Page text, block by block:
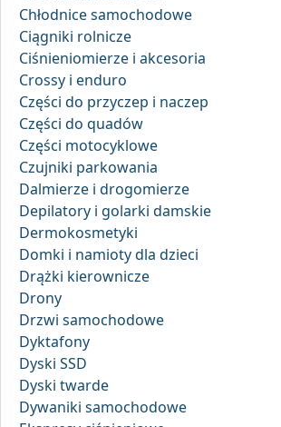
Chłodnice samochodowe
Ciągniki rolnicze
Ciśnieniomierze i akcesoria
Crossy i enduro
Części do przyczep i naczep
Części do quadów
Części motocyklowe
Czujniki parkowania
Dalmierze i drogomierze
Depilatory i golarki damskie
Dermokosmetyki
Domki i namioty dla dzieci
Drążki kierownicze
Drony
Drzwi samochodowe
Dyktafony
Dyski SSD
Dyski twarde
Dywaniki samochodowe